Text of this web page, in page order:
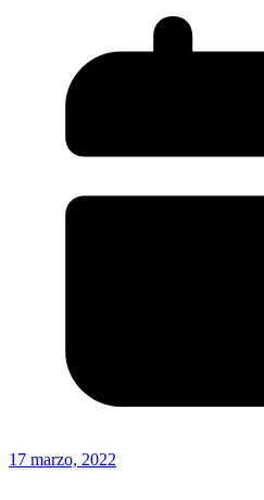
17 marzo, 2022